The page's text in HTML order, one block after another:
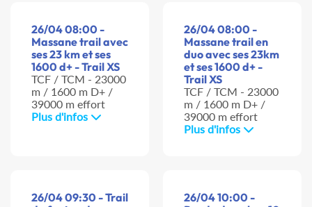
26/04 08:00 -
Massane trail avec
ses 23 km et ses
1600 d+ - Trail XS
TCF / TCM - 23000
m / 1600 m D+ /
39000 m effort
Plus d'infos
26/04 08:00 -
Massane trail en
duo avec ses 23km
et ses 1600 d+ -
Trail XS
TCF / TCM - 23000
m / 1600 m D+ /
39000 m effort
Plus d'infos
26/04 09:30 - Trail
26/04 10:00 -